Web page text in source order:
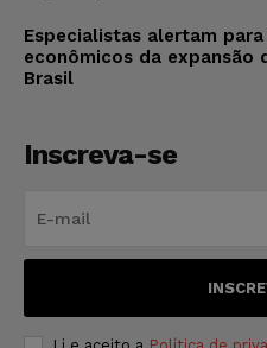
Especialistas alertam
econômicos da expansão
Brasil
Inscreva-se